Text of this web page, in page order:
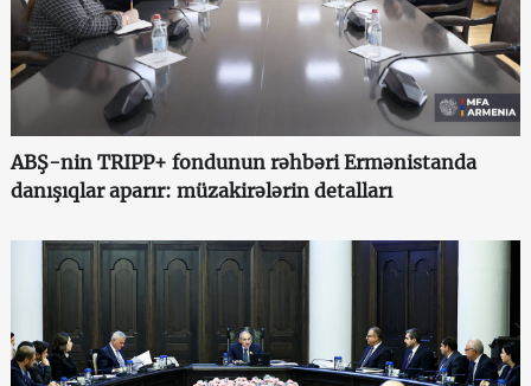
ABŞ-nin TRIPP+ fondunun rəhbəri Ermənistanda
danışıqlar aparır: müzakirələrin detalları